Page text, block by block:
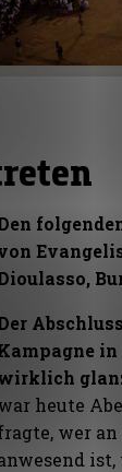
in
heute
wer